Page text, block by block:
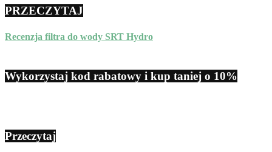
PRZECZYTAJ
Recenzja filtra do wody SRT Hydro
Wykorzystaj kod rabatowy i kup taniej o 10%
Przeczytaj